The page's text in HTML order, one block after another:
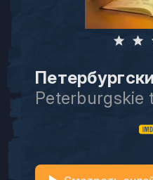
Peterburgskie